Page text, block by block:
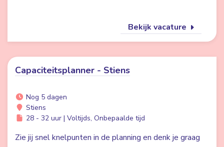
Bekijk vacature
Capaciteitsplanner - Stiens
Nog 5 dagen
Stiens
28 - 32 uur | Voltijds, Onbepaalde tijd
Zie jij snel knelpunten in de planning en denk je graag